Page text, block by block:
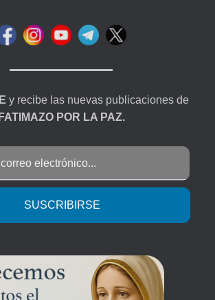
y recibe las nuevas publicaciones de
FATIMAZO POR LA PAZ.
SUSCRIBIRSE